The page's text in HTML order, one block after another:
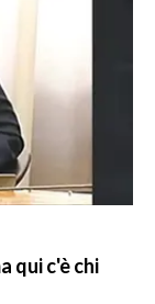
qui c'è chi